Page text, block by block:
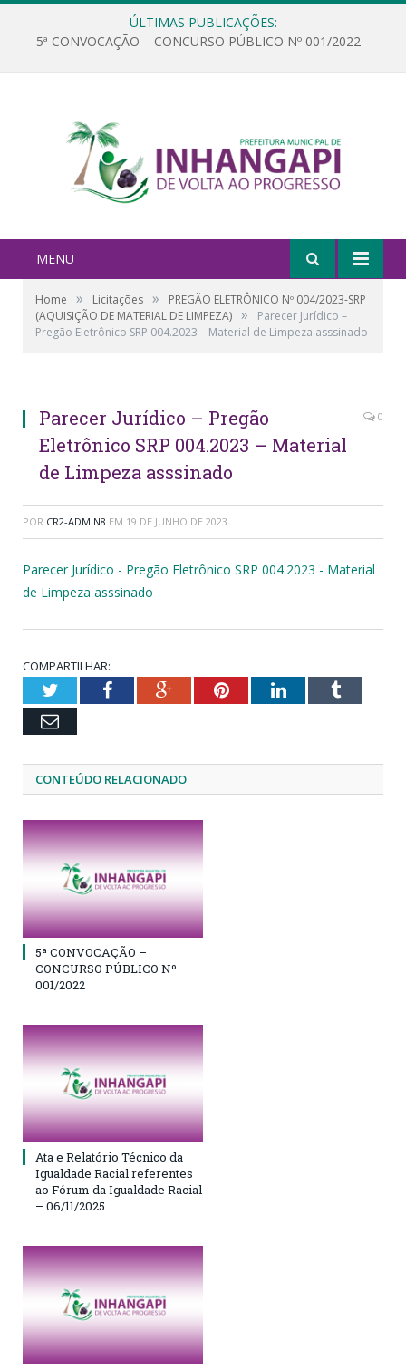
ÚLTIMAS PUBLICAÇÕES:
5ª CONVOCAÇÃO – CONCURSO PÚBLICO Nº 001/2022
MENU
Home » Licitações »
PREGÃO ELETRÔNICO Nº 004/2023-SRP
(AQUISIÇÃO DE MATERIAL DE LIMPEZA) »
Parecer Jurídico –
Pregão Eletrônico SRP 004.2023 – Material de Limpeza asssinado
Parecer Jurídico – Pregão
Eletrônico SRP 004.2023 – Material
de Limpeza asssinado
0
POR CR2-ADMIN8 EM 19 DE JUNHO DE 2023
Parecer Jurídico - Pregão Eletrônico SRP 004.2023 - Material
de Limpeza asssinado
COMPARTILHAR:
TwitterFacebookGoogle+PinterestLinkedInTumblr
Email
CONTEÚDO RELACIONADO
5ª CONVOCAÇÃO –
CONCURSO PÚBLICO Nº
001/2022
Ata e Relatório Técnico da
Igualdade Racial referentes
ao Fórum da Igualdade Racial
– 06/11/2025